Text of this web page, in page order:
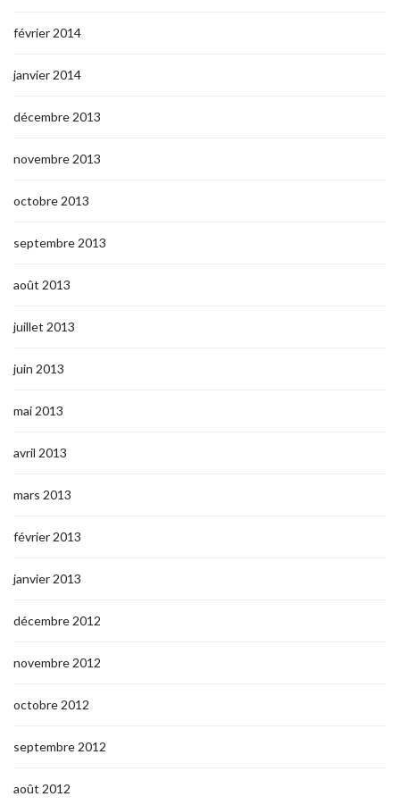
février 2014
janvier 2014
décembre 2013
novembre 2013
octobre 2013
septembre 2013
août 2013
juillet 2013
juin 2013
mai 2013
avril 2013
mars 2013
février 2013
janvier 2013
décembre 2012
novembre 2012
octobre 2012
septembre 2012
août 2012